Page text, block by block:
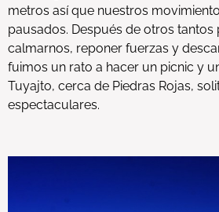
metros así que nuestros
pausados. Después de otros
calmarnos, reponer fuerzas y
fuimos un rato a hacer un picnic y
Tuyajto, cerca de Piedras Rojas,
espectaculares.